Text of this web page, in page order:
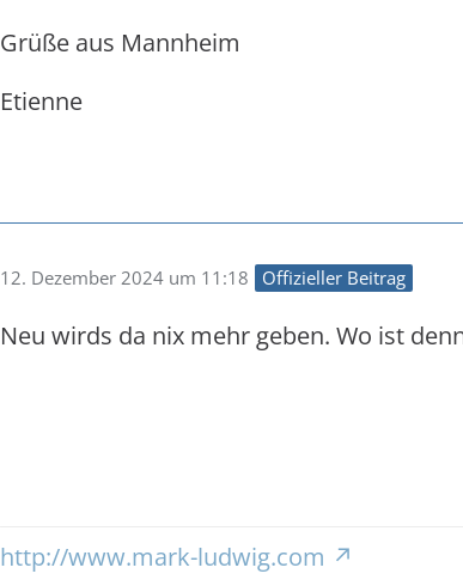
Grüße aus Mannheim
Etienne
12. Dezember 2024 um 11:18 Offizieller Beitrag
Neu wirds da nix mehr geben. Wo ist
http://www.mark-ludwig.com